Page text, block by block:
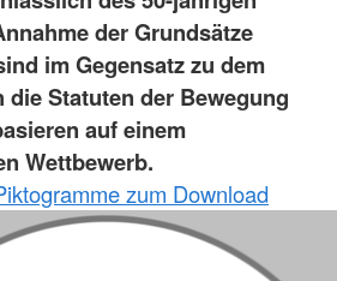
der Grundsätze
im Gegensatz zu dem
Statuten der Bewegung
auf einem
Wettbewerb.
zum Download